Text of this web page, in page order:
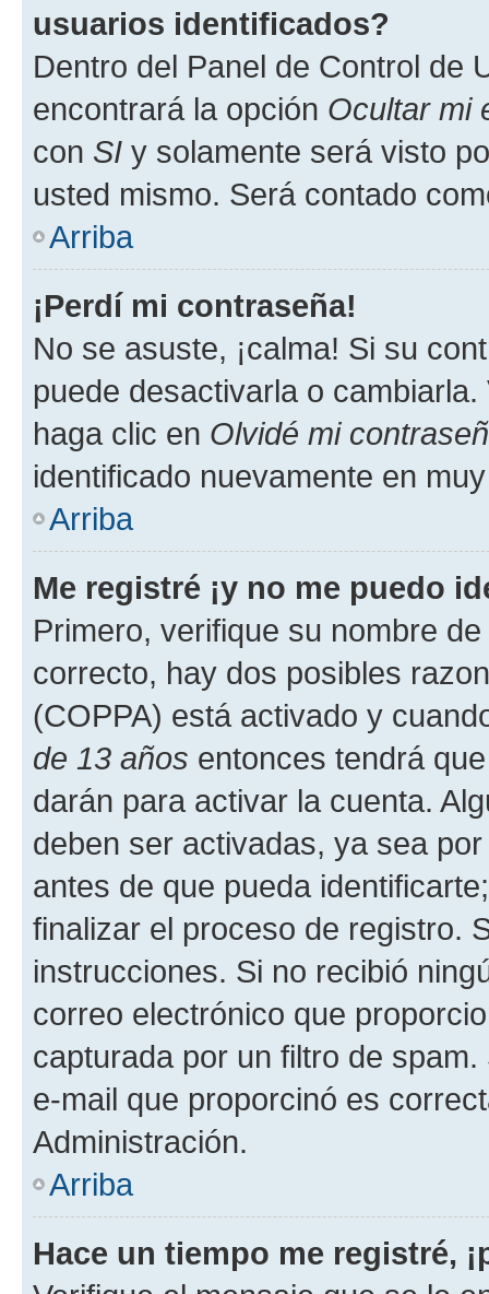
usuarios identificados?
Dentro del Panel de Control de
encontrará la opción Ocultar mi
con SI y solamente será visto
usted mismo. Será contado
Arriba
¡Perdí mi contraseña!
No se asuste, ¡calma! Si su
puede desactivarla o
haga clic en Olvidé mi
identificado nuevamente en
Arriba
Me registré ¡y no me puedo
Primero, verifique su nombre
correcto, hay dos posibles
(COPPA) está activado y
de 13 años entonces tendrá
darán para activar la cuenta.
deben ser activadas, ya sea
antes de que pueda
finalizar el proceso de registro.
instrucciones. Si no recibió
correo electrónico que
capturada por un filtro de
e-mail que proporcinó es
Administración.
Arriba
Hace un tiempo me registré,